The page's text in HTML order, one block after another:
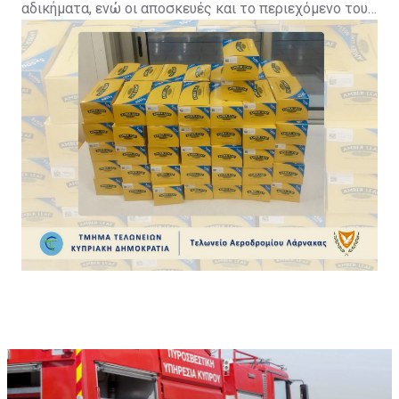
αδικήματα, ενώ οι αποσκευές και το περιεχόμενο τους
(συνολικά 74 κιλά και 750 γραμμάρια καπνού)
κατασχέθηκαν. Σήμερα οδηγήθηκαν και οι 5 ενώπιον
του Επαρχιακού Δικαστηρίου Λάρνακας, το οποίο
εξέδωσε διάταγμα 2ήμερης κράτησης τους.